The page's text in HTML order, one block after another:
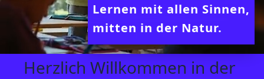
Lernen mit allen Sinnen,
mitten in der Natur.
Herzlich Willkommen in der